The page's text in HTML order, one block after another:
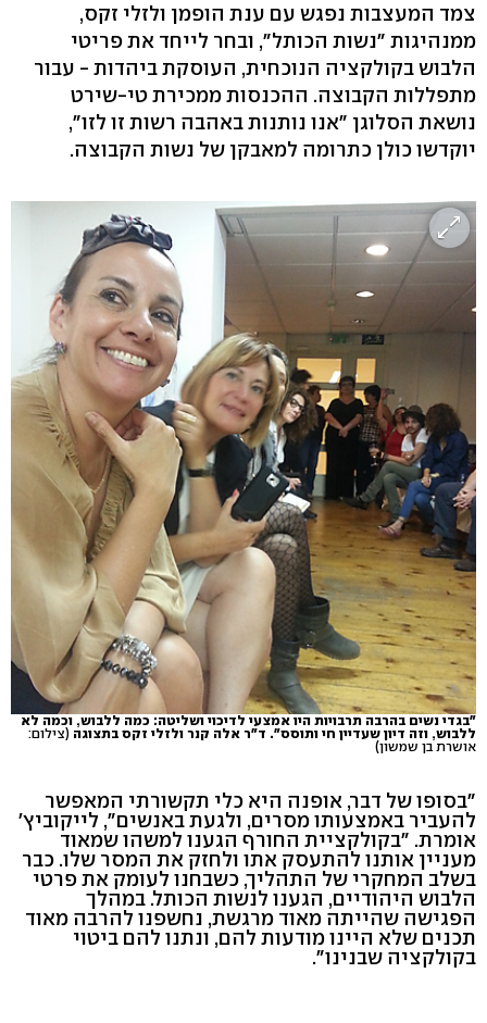
צמד המעצבות נפגש עם ענת הופמן ולזלי זקס,
ממנהיגות "נשות הכותל", ובחר לייחד את פריטי
הלבוש בקולקציה הנוכחית, העוסקת ביהדות - עבור
מתפללות הקבוצה. ההכנסות ממכירת טי-שירט
נושאת הסלוגן "אנו נותנות באהבה רשות זו לזו",
יוקדשו כולן כתרומה למאבקן של נשות הקבוצה.
"בגדי נשים בהרבה תרבויות היו אמצעי לדיכוי ושליטה: כמה ללבוש, וכמה לא
ללבוש, וזה דיון שעדיין חי ותוסס". ד"ר אלה קנר ולזלי זקס בתצוגה (צילום:
אושרת בן שמשון)
"בסופו של דבר, אופנה היא כלי תקשורתי המאפשר
להעביר באמצעותו מסרים, ולגעת באנשים", לייקוביץ'
אומרת. "בקולקציית החורף הגענו למשהו שמאוד
מעניין אותנו להתעסק אתו ולחזק את המסר שלו. כבר
בשלב המחקרי של התהליך, כשבחנו לעומק את פרטי
הלבוש היהודיים, הגענו לנשות הכותל. במהלך
הפגישה שהייתה מאוד מרגשת, נחשפנו להרבה מאוד
תכנים שלא היינו מודעות להם, ונתנו להם ביטוי
בקולקציה שבנינו".